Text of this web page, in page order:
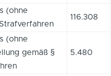
(ohne
116.308
(ohne
gemäß §
5.480